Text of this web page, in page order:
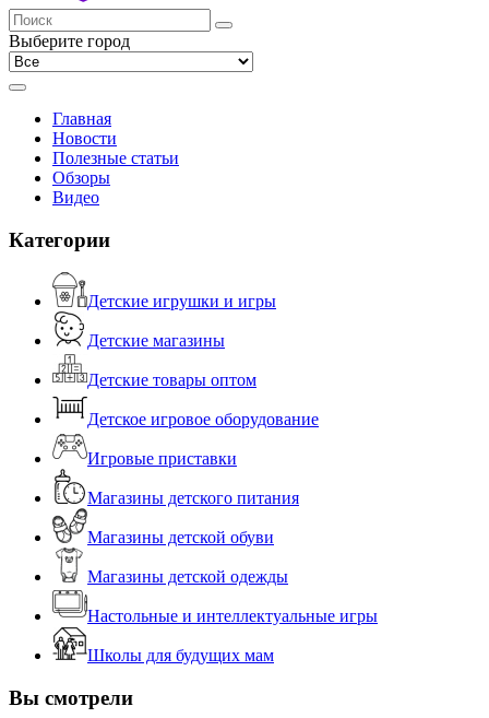
Выберите город
Главная
Новости
Полезные статьи
Обзоры
Видео
Категории
Детские игрушки и игры
Детские магазины
Детские товары оптом
Детское игровое оборудование
Игровые приставки
Магазины детского питания
Магазины детской обуви
Магазины детской одежды
Настольные и интеллектуальные игры
Школы для будущих мам
Вы смотрели